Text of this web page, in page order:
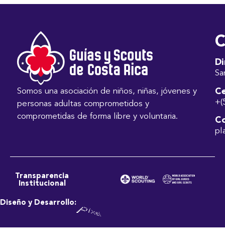
Somos una asociación de niños, niñas, jóvenes y
personas adultas comprometidos y
comprometidas de forma libre y voluntaria.
Transparencia
Institucional
Diseño y Desarrollo: